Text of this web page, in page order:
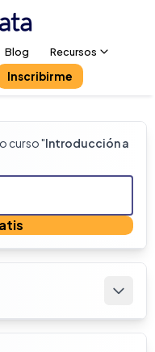
Blog Recursos
Inscribirme
curso "Introducción a